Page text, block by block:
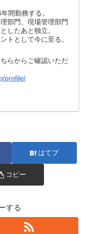
間勤務する。
部門、現場管理部門
したあと独立。
トとして今に至る。
らからご確認いただ
profile/
はてブ
コピー
する